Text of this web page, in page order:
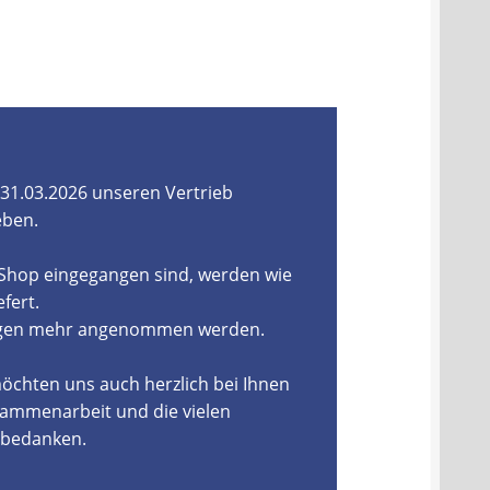
unseren Vertrieb
eingegangen sind, werden wie
mehr angenommen werden.
uns auch herzlich bei Ihnen
und die vielen